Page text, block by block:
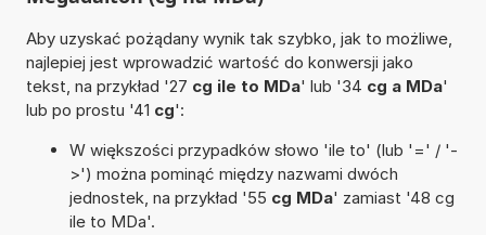
Aby uzyskać pożądany wynik tak szybko, jak to możliwe,
najlepiej jest wprowadzić wartość do konwersji jako
tekst, na przykład '27 cg ile to MDa' lub '34 cg a MDa'
lub po prostu '41 cg':
W większości przypadków słowo 'ile to' (lub '=' / '-
>') można pominąć między nazwami dwóch
jednostek, na przykład '55 cg MDa' zamiast '48 cg
ile to MDa'.